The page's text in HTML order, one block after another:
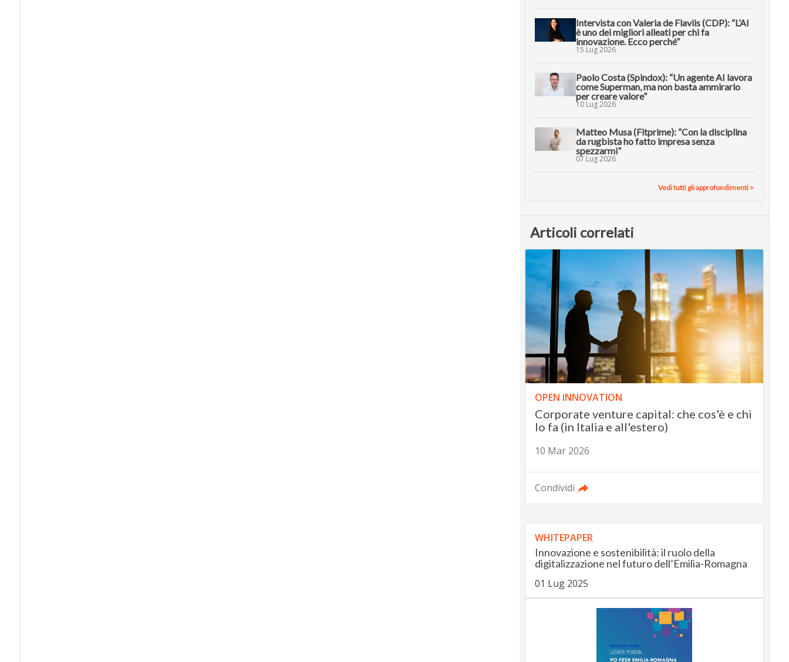
Intervista con Valeria de Flaviis (CDP): “L’AI
è uno dei migliori alleati per chi fa
innovazione. Ecco perché”
15 Lug 2026
Paolo Costa (Spindox): “Un agente AI lavora
come Superman, ma non basta ammirarlo
per creare valore”
10 Lug 2026
Matteo Musa (Fitprime): “Con la disciplina
da rugbista ho fatto impresa senza
spezzarmi”
07 Lug 2026
Vedi tutti gli approfondimenti >
Articoli correlati
OPEN INNOVATION
Corporate venture capital: che cos'è e chi
lo fa (in Italia e all'estero)
10 Mar 2026
Condividi
WHITEPAPER
Innovazione e sostenibilità: il ruolo della
digitalizzazione nel futuro dell’Emilia-Romagna
01 Lug 2025